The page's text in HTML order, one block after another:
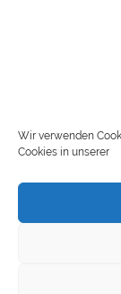
Wir verwenden
Cookies in unserer